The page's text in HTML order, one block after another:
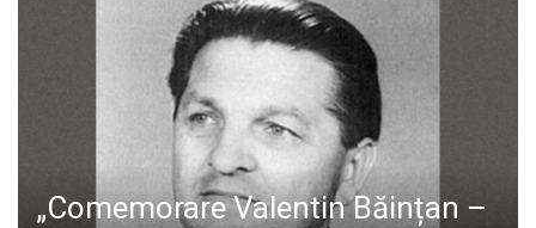
„Comemorare Valentin Băințan –